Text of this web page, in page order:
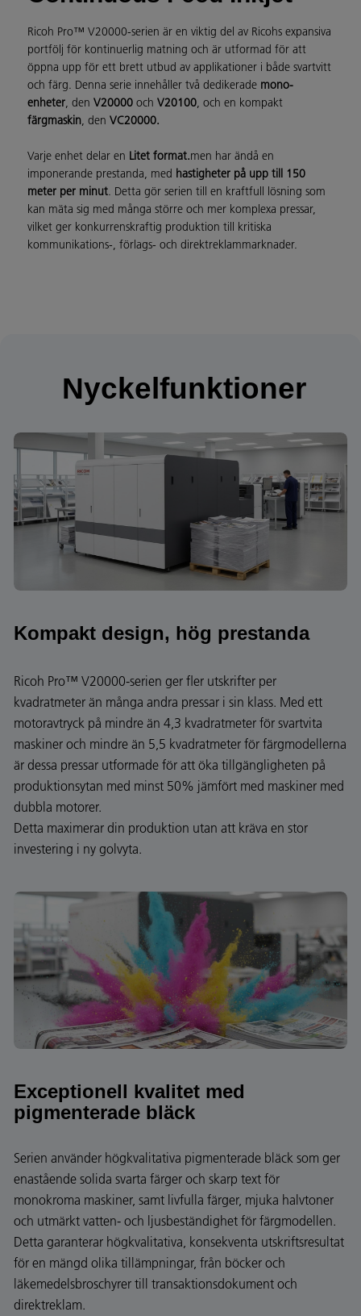
Ricoh Pro™ V20000-serien är en viktig del av Ricohs expansiva
portfölj för kontinuerlig matning och är utformad för att
öppna upp för ett brett utbud av applikationer i både svartvitt
och färg. Denna serie innehåller två dedikerade mono-
enheter, den V20000 och V20100, och en kompakt
färgmaskin, den VC20000.
Varje enhet delar en Litet format.men har ändå en
imponerande prestanda, med hastigheter på upp till 150
meter per minut. Detta gör serien till en kraftfull lösning som
kan mäta sig med många större och mer komplexa pressar,
vilket ger konkurrenskraftig produktion till kritiska
kommunikations-, förlags- och direktreklammarknader.
Nyckelfunktioner
Kompakt design, hög prestanda
Ricoh Pro™ V20000-serien ger fler utskrifter per
kvadratmeter än många andra pressar i sin klass. Med ett
motoravtryck på mindre än 4,3 kvadratmeter för svartvita
maskiner och mindre än 5,5 kvadratmeter för färgmodellerna
är dessa pressar utformade för att öka tillgängligheten på
produktionsytan med minst 50% jämfört med maskiner med
dubbla motorer.
Detta maximerar din produktion utan att kräva en stor
investering i ny golvyta.
Exceptionell kvalitet med
pigmenterade bläck
Serien använder högkvalitativa pigmenterade bläck som ger
enastående solida svarta färger och skarp text för
monokroma maskiner, samt livfulla färger, mjuka halvtoner
och utmärkt vatten- och ljusbeständighet för färgmodellen.
Detta garanterar högkvalitativa, konsekventa utskriftsresultat
för en mängd olika tillämpningar, från böcker och
läkemedelsbroschyrer till transaktionsdokument och
direktreklam.